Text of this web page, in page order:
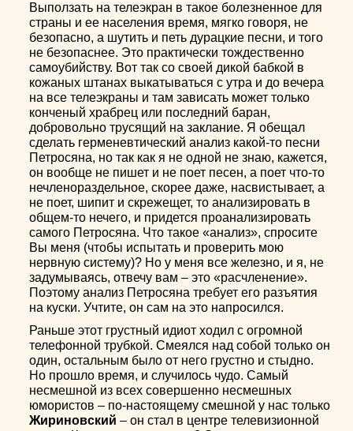
Выползать на телеэкран в такое болезненное для
страны и ее населения время, мягко говоря, не
безопасно, а шутить и петь дурацкие песни, и того
не безопаснее. Это практически тождественно
самоубийству. Вот так со своей дикой бабкой в
кожаных штанах выкатываться с утра и до вечера
на все телеэкраны и там зависать может только
конченый храбрец или последний баран,
добровольно трусящий на заклание. Я обещал
сделать герменевтический анализ какой-то песни
Петросяна, но так как я не одной не знаю, кажется,
он вообще не пишет и не поет песен, а поет что-то
нечленораздельное, скорее даже, насвистывает, а
не поет, шипит и скрежещет, то анализировать в
общем-то нечего, и придется проанализировать
самого Петросяна. Что такое «анализ», спросите
Вы меня (чтобы испытать и проверить мою
нервную систему)? Но у меня все железно, и я, не
задумываясь, отвечу вам – это «расчленение».
Поэтому анализ Петросяна требует его разъятия
на куски. Учтите, он сам на это напросился.
Раньше этот грустный идиот ходил с огромной
телефонной трубкой. Смеялся над собой только он
один, остальным было от него грустно и стыдно.
Но прошло время, и случилось чудо. Самый
несмешной из всех совершенно несмешных
юмористов – по-настоящему смешной у нас только
Жириновский – он стал в центре телевизионной